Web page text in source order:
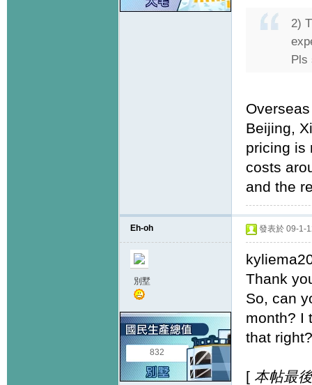
2)
Pls
Beijing,
pricing is
costs
and the
Eh-oh
別墅
832
發表於 09-1-
Thank
So, can
month? I
that
[ 本帖最